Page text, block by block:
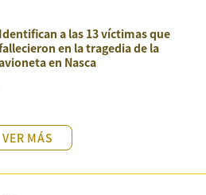
Identifican a las 13 víctimas que
en la tragedia de la
en Nasca
VER MÁS